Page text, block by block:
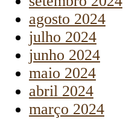
agosto 2024
julho 2024
junho 2024
maio 2024
abril 2024
março 2024